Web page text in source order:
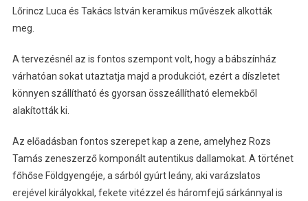
Lőrincz Luca és Takács István keramikus művészek alkották
meg.
A tervezésnél az is fontos szempont volt, hogy a bábszínház
várhatóan sokat utaztatja majd a produkciót, ezért a díszletet
könnyen szállítható és gyorsan összeállítható elemekből
alakították ki.
Az előadásban fontos szerepet kap a zene, amelyhez Rozs
Tamás zeneszerző komponált autentikus dallamokat. A történet
főhőse Földgyengéje, a sárból gyúrt leány, aki varázslatos
erejével királyokkal, fekete vitézzel és háromfejű sárkánnyal is